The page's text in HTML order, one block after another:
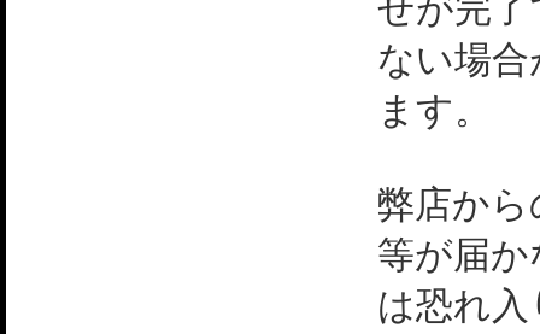
せが完
ない場
ます。
弊店か
等が届
は恐れ